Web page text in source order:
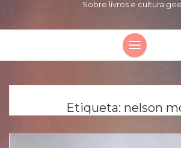
Sobre livros e cultura
Etiqueta: nelson